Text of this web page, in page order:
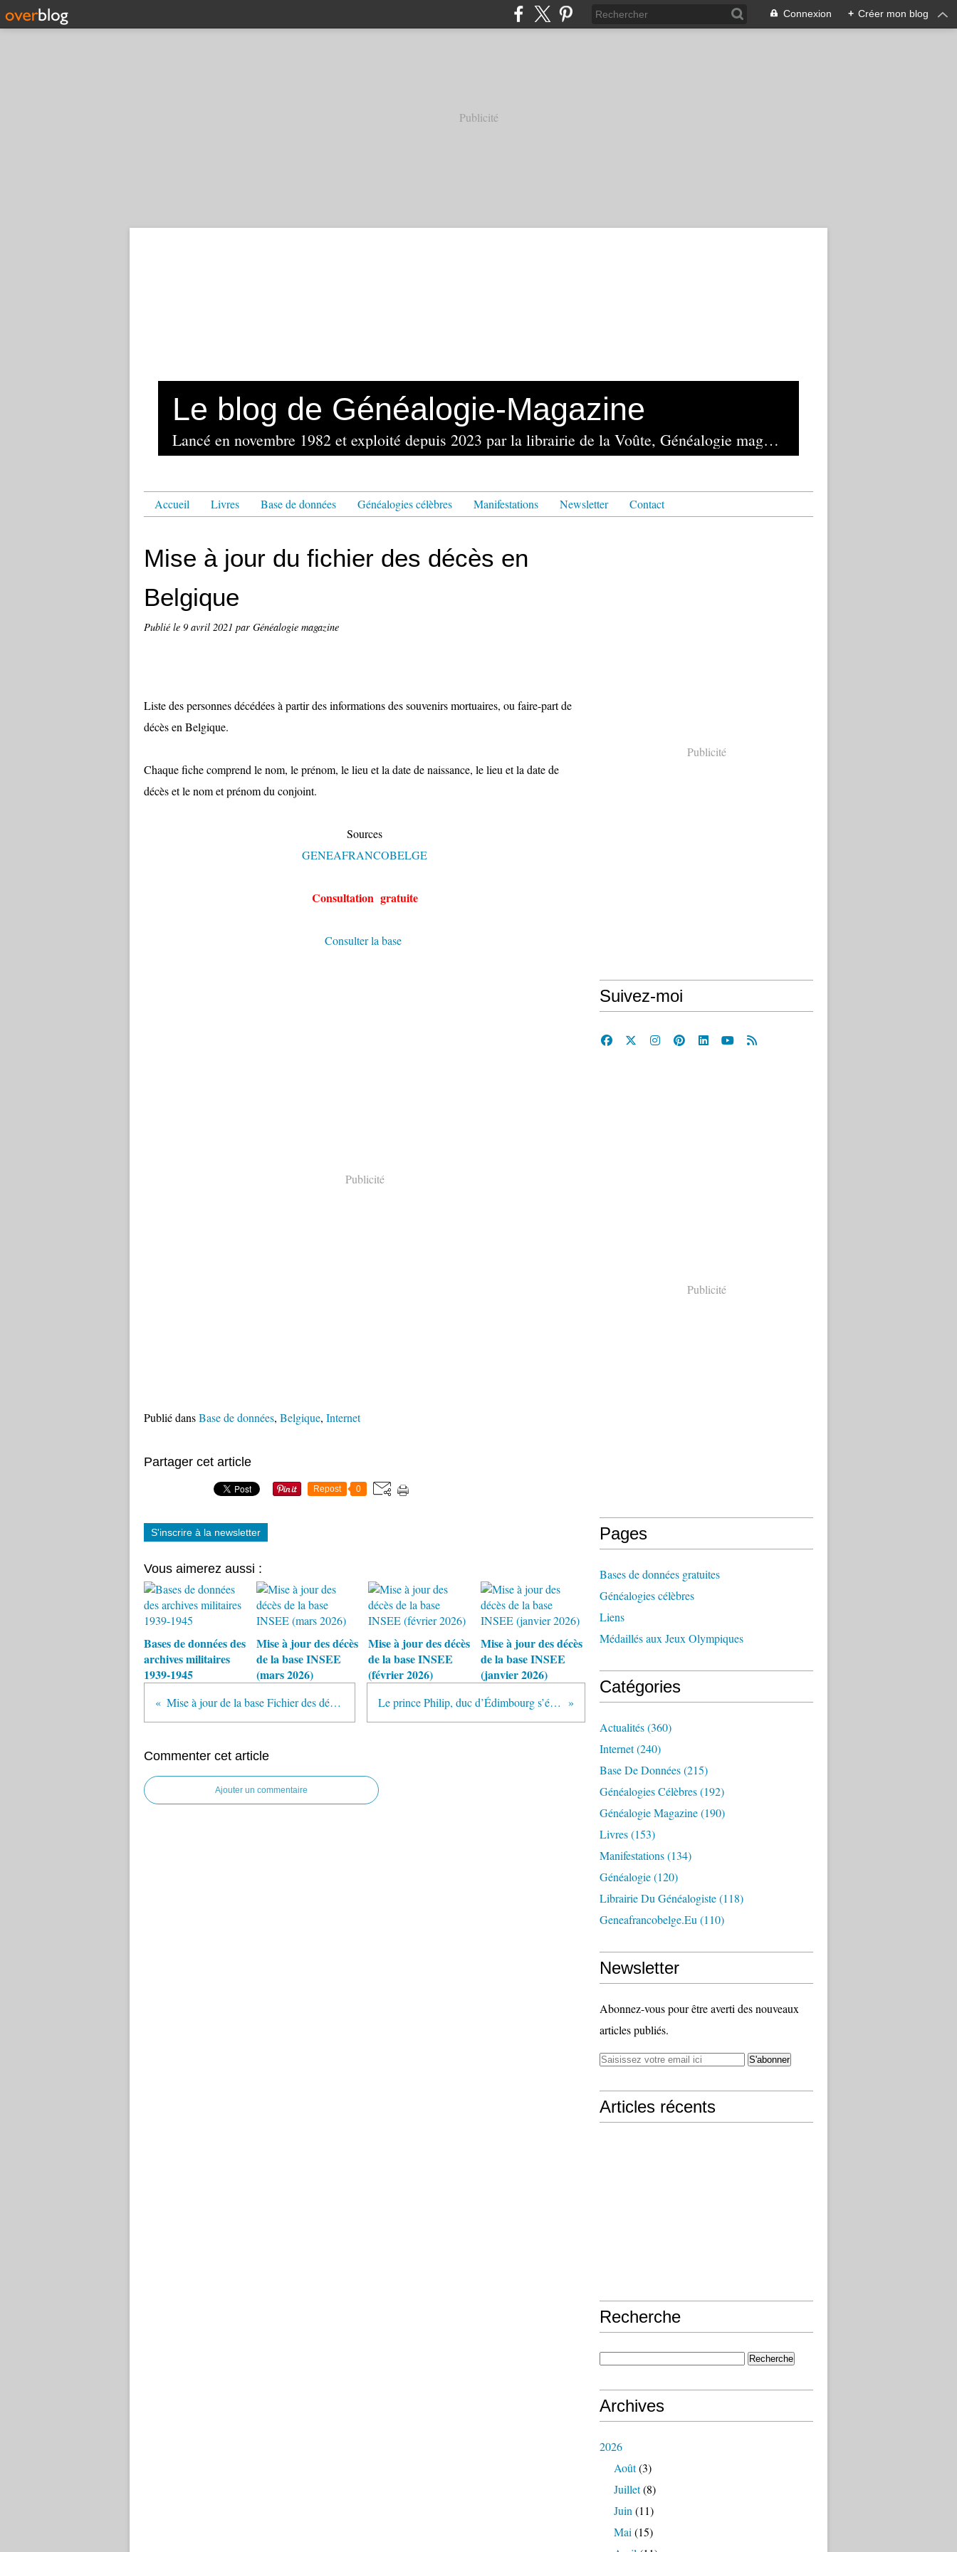
Connexion + Créer mon blog
Publicité
Le blog de Généalogie-Magazine
Lancé en novembre 1982 et exploité depuis 2023 par la librairie de la Voûte, Généalogie magazine reste le seul mensuel français de généalogie
Accueil Livres Base de données Généalogies célèbres Manifestations Newsletter Contact
Mise à jour du fichier des décès en
Belgique
Publié le 9 avril 2021 par Généalogie magazine
Liste des personnes décédées à partir des informations des souvenirs mortuaires, ou faire-part de
décès en Belgique.
Chaque fiche comprend le nom, le prénom, le lieu et la date de naissance, le lieu et la date de
décès et le nom et prénom du conjoint.
Sources
GENEAFRANCOBELGE
Consultation gratuite
Consulter la base
Publicité
Publié dansBase de données, Belgique, Internet
Partager cet article
Repost 0
S'inscrire à la newsletter
Vous aimerez aussi :
Bases de données des
archives militaires
1939-1945
Mise à jour des décès
de la base INSEE
(mars 2026)
Mise à jour des décès
de la base INSEE
(février 2026)
Mise à jour des décès
de la base INSEE
(janvier 2026)
Mise à jour de la base Fichier des décès aux USA Le prince Philip, duc d’Édimbourg s’éteint à 99 ans
Commenter cet article
Ajouter un commentaire
Publicité
Suivez-moi
Publicité
Pages
Bases de données gratuites
Généalogies célèbres
Liens
Médaillés aux Jeux Olympiques
Catégories
Actualités(360)
Internet(240)
Base De Données(215)
Généalogies Célèbres(192)
Généalogie Magazine(190)
Livres(153)
Manifestations(134)
Généalogie(120)
Librairie Du Généalogiste(118)
Geneafrancobelge.eu (110)
Newsletter
Abonnez-vous pour être averti des nouveaux
articles publiés.
Articles récents
Recherche
Archives
2026
Août(3)
Juillet(8)
Juin (11)
Mai (15)